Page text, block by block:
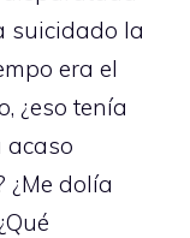
suicidado la
era el
¿eso tenía
acaso
dolía